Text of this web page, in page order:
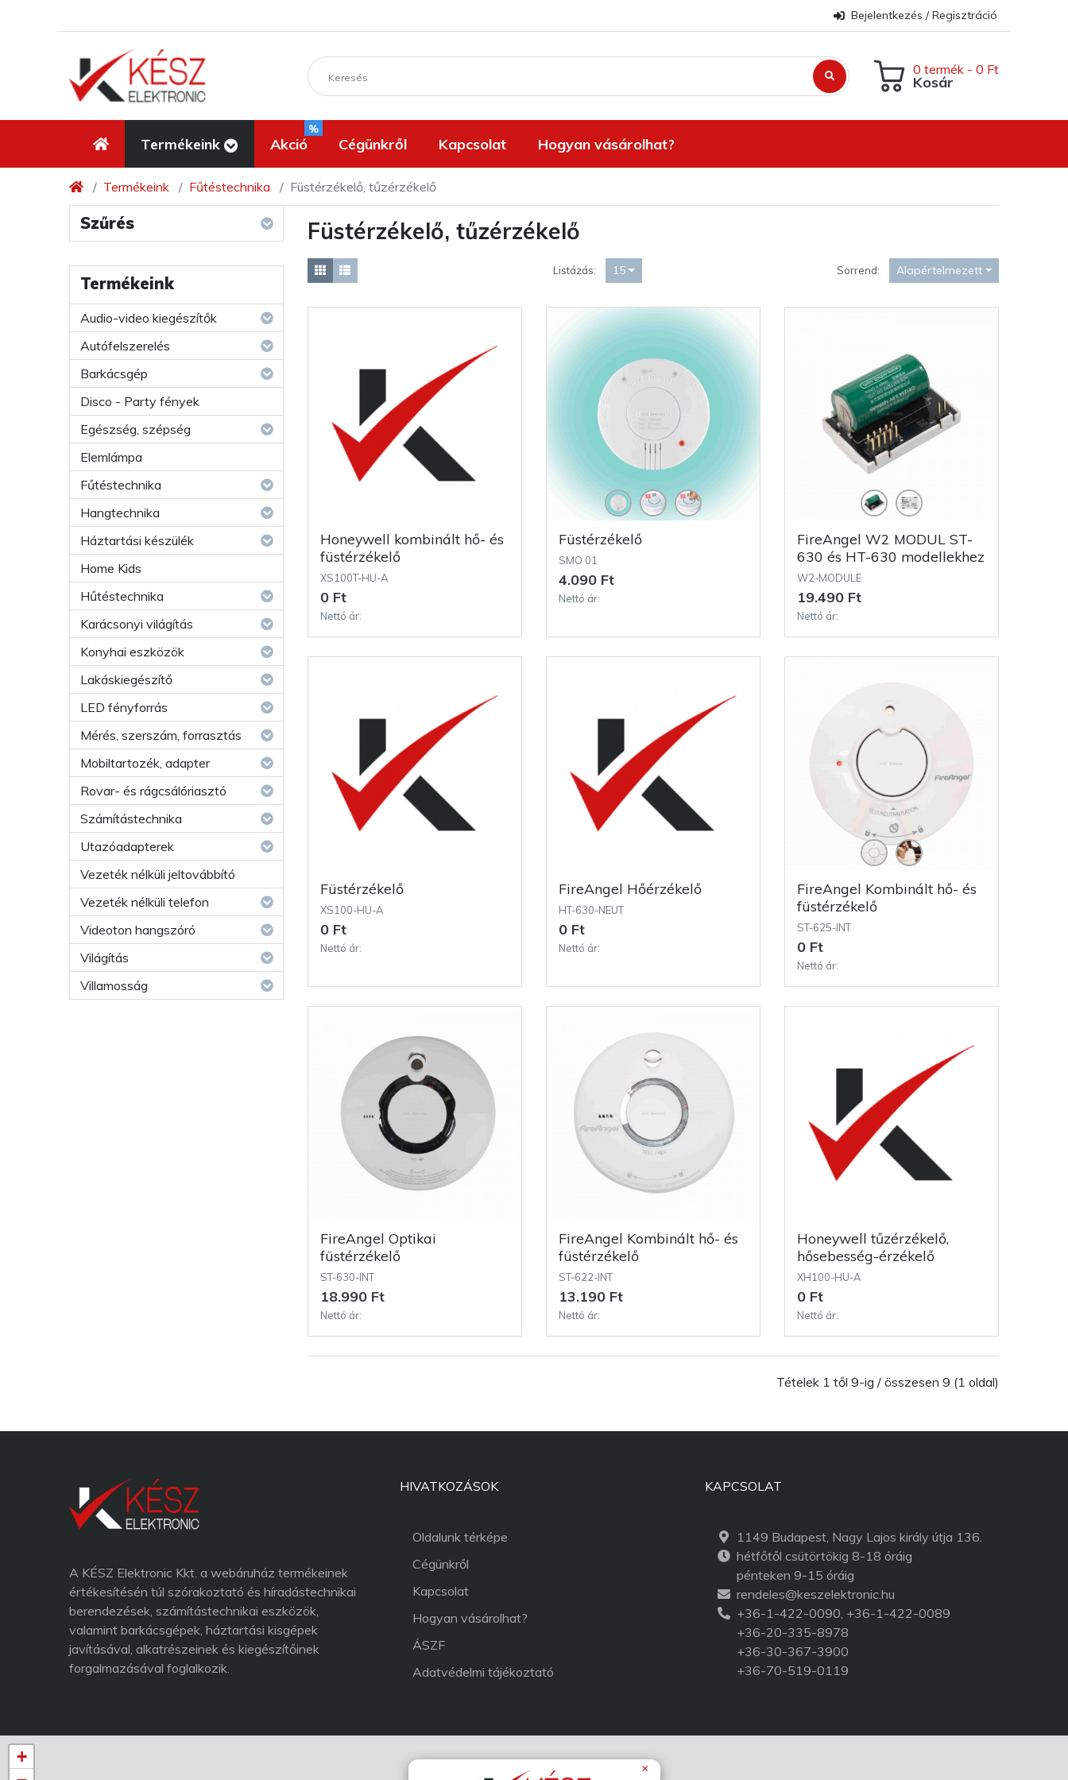
Bejelentkezés / Regisztráció
Kosár
0 termék - 0 Ft
Termékeink Akció
%
Cégünkről Kapcsolat Hogyan vásárolhat?
Termékeink Fűtéstechnika Füstérzékelő, tűzérzékelő
Szűrés
Termékeink
Audio-video kiegészítők
Autófelszerelés
Barkácsgép
Disco - Party fények
Egészség, szépség
Elemlámpa
Fűtéstechnika
Hangtechnika
Háztartási készülék
Home Kids
Hűtéstechnika
Karácsonyi világítás
Konyhai eszközök
Lakáskiegészítő
LED fényforrás
Mérés, szerszám, forrasztás
Mobiltartozék, adapter
Rovar- és rágcsálóriasztó
Számítástechnika
Utazóadapterek
Vezeték nélküli jeltovábbító
Vezeték nélküli telefon
Videoton hangszóró
Világítás
Villamosság
Füstérzékelő, tűzérzékelő
Listázás: 15 Sorrend: Alapértelmezett
Honeywell kombinált hő- és
füstérzékelő
XS100T-HU-A
0 Ft
Nettó ár:
Füstérzékelő
SMO 01
4.090 Ft
Nettó ár:
FireAngel W2 MODUL ST-
630 és HT-630 modellekhez
W2-MODULE
19.490 Ft
Nettó ár:
Füstérzékelő
XS100-HU-A
0 Ft
Nettó ár:
FireAngel Hőérzékelő
HT-630-NEUT
0 Ft
Nettó ár:
FireAngel Kombinált hő- és
füstérzékelő
ST-625-INT
0 Ft
Nettó ár:
FireAngel Optikai
füstérzékelő
ST-630-INT
18.990 Ft
Nettó ár:
FireAngel Kombinált hő- és
füstérzékelő
ST-622-INT
13.190 Ft
Nettó ár:
Honeywell tűzérzékelő,
hősebesség-érzékelő
XH100-HU-A
0 Ft
Nettó ár:
Tételek 1 től 9-ig / összesen 9 (1 oldal)
A KÉSZ Elektronic Kkt. a webáruház termékeinek
értékesítésén túl szórakoztató és híradástechnikai
berendezések, számítástechnikai eszközök,
valamint barkácsgépek, háztartási kisgépek
javításával, alkatrészeinek és kiegészítőinek
forgalmazásával foglalkozik.
HIVATKOZÁSOK
Oldalunk térképe
Cégünkről
Kapcsolat
Hogyan vásárolhat?
ÁSZF
Adatvédelmi tájékoztató
KAPCSOLAT
1149 Budapest, Nagy Lajos király útja 136.
hétfőtől csütörtökig 8-18 óráig
pénteken 9-15 óráig
rendeles@keszelektronic.hu
+36-1-422-0090, +36-1-422-0089
+36-20-335-8978
+36-30-367-3900
+36-70-519-0119
×
+